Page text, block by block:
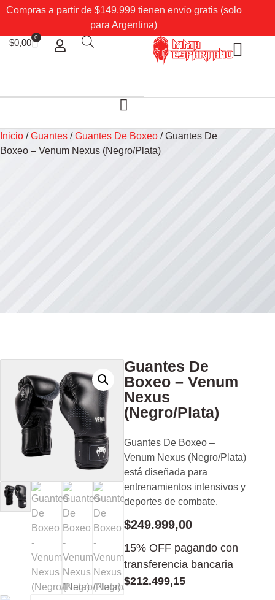
Compras a partir de $149.999 tienen envío gratis (solo
para Argentina)
$0,00
0
Inicio /Guantes /Guantes De Boxeo / Guantes De
Boxeo – Venum Nexus (Negro/Plata)
Guantes De
Boxeo – Venum
Nexus
(Negro/Plata)
Guantes De Boxeo –
Venum Nexus (Negro/Plata)
está diseñada para
entrenamientos intensivos y
deportes de combate.
$249.999,00
15% OFF pagando con
transferencia bancaria
$212.499,15